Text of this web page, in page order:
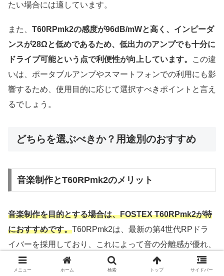
たい場合には適しています。
また、 T60RPmk2の感度が96dB/mWと高く、インピーダ
ンスが28Ωと低めであるため、低出力のアンプでも十分に
ドライブ可能という点で利便性が向上しています。
この違
いは、ポータブルアンプやスマートフォンでの利用にも影
響するため、使用目的に応じて選択すべきポイントと言え
るでしょう。
どちらを選ぶべきか？用途別のおすすめ
音楽制作とT60RPmk2のメリット
音楽制作を目的とする場合は、FOSTEX T60RPmk2が特
におすすめです。T60RPmk2は、最新の第4世代RPドラ
イバーを採用しており、これによって音の分離感が優れ、
各楽器や音のニュアンスがより明瞭に表現できる特徴があ
ります。この優れた音質は、録音スタジオやミキシングな
メニュー ホーム 検索 トップ サイドバー